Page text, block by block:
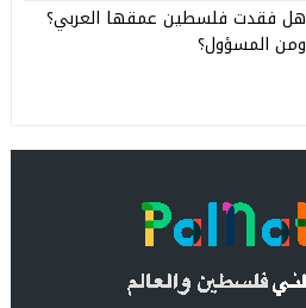
هل فقدت فلسطين عمقها العربي؟
ومن المسؤول؟